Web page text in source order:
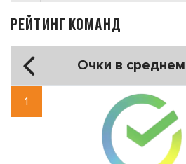
РЕЙТИНГ КОМАНД
Очки в среднем
1